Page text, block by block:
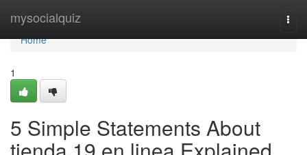
mysocialquiz
Home
Home
1
5 Simple Statements About